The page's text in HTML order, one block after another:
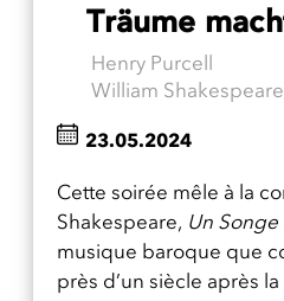
Träume
Henry Purcell
William Shakespeare
Cette soirée mêle à la
Shakespeare, Un Songe
musique baroque que
près d’un siècle après
23.05.2024